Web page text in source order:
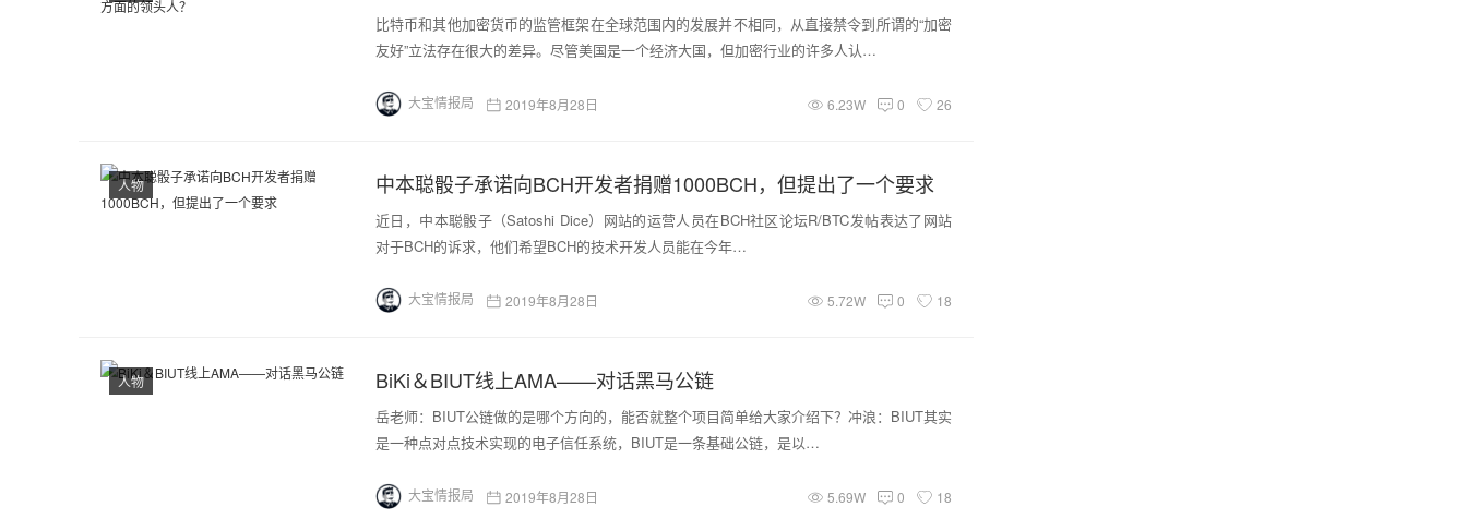
比特币和其他加密货币的监管框架在全球范围内的发展并不相同，从直接禁令到所谓的“加密
友好”立法存在很大的差异。尽管美国是一个经济大国，但加密行业的许多人认…
大宝情报局 2019年8月28日 6.23W 0 26
中本聪骰子承诺向BCH开发者捐赠1000BCH，但提出了一个要求
人物
近日，中本聪骰子（Satoshi Dice）网站的运营人员在BCH社区论坛R/BTC发帖表达了网站
对于BCH的诉求，他们希望BCH的技术开发人员能在今年…
大宝情报局 2019年8月28日 5.72W 0 18
BiKi＆BIUT线上AMA——对话黑马公链
人物
岳老师：BIUT公链做的是哪个方向的，能否就整个项目简单给大家介绍下？冲浪：BIUT其实
是一种点对点技术实现的电子信任系统，BIUT是一条基础公链，是以…
大宝情报局 2019年8月28日 5.69W 0 18